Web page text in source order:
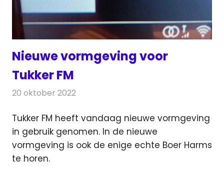
Nieuwe vormgeving voor
Tukker FM
20 oktober 2022
Tukker FM heeft vandaag nieuwe vormgeving
in gebruik genomen. In de nieuwe
vormgeving is ook de enige echte Boer Harms
te horen.